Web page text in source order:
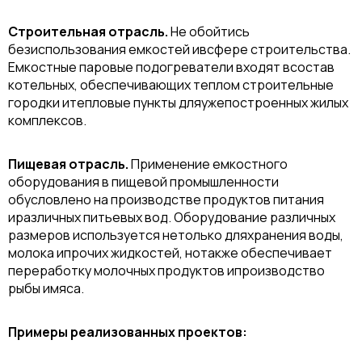
Строительная отрасль.Не обойтись
безиспользования емкостей ивсфере строительства.
Емкостные паровые подогреватели входят всостав
котельных, обеспечивающих теплом строительные
городки итепловые пункты дляужепостроенных жилых
комплексов.
Пищевая отрасль.Применение емкостного
оборудования в пищевой промышленности
обусловлено на производстве продуктов питания
иразличных питьевых вод. Оборудование различных
размеров используется нетолько дляхранения воды,
молока ипрочих жидкостей, нотакже обеспечивает
переработку молочных продуктов ипроизводство
рыбы имяса.
Примеры реализованных проектов: